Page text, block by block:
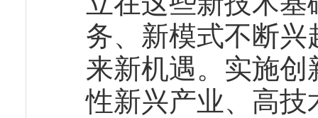
务、新模式不断
来新机遇。实施
性新兴产业、高